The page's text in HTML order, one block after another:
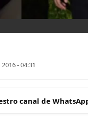
- 04:31
canal de